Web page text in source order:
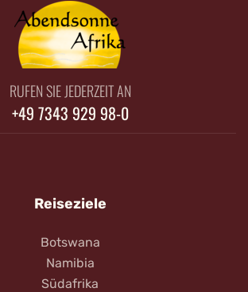
RUFEN SIE JEDERZEIT AN
+49 7343 929 98-0
Reiseziele
Botswana
Namibia
Südafrika